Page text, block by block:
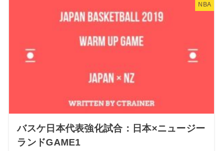
NBA
バスケ日本代表強化試合：日本×ニュージー
ランドGAME1